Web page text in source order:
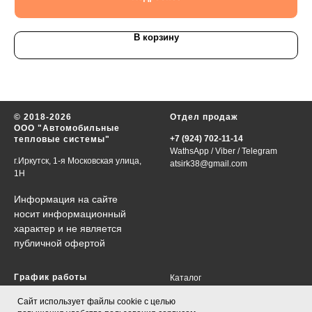
В корзину
© 2018-2026
ООО "Автомобильные
тепловые системы"
г.Иркутск, 1-я Московская улица,
1Н
Информация на сайте
носит информационный
характер и не является
публичной офертой
Отдел продаж
+7 (924) 702-11-14
WathsApp /Viber /Telegram
atsirk38@gmail.com
График работы
в будни 09:00-18:00
Каталог
Контакты
Сайт использует файлы cookie с целью